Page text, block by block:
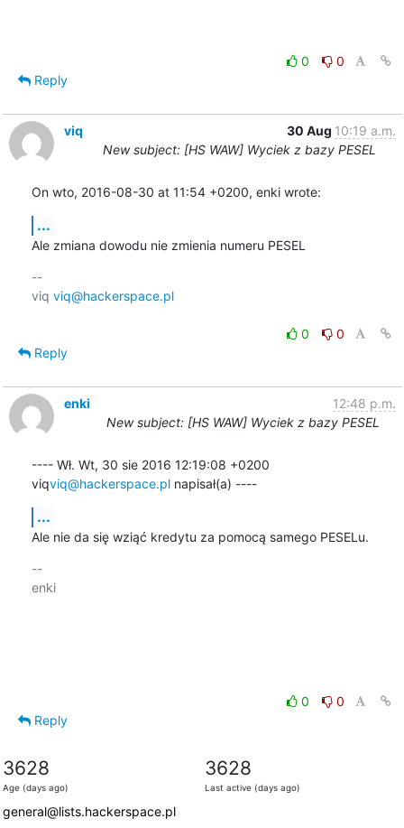
0
0
Reply
viq 30 Aug 10:19 a.m.
New subject: [HS WAW] Wyciek z bazy PESEL
On wto, 2016-08-30 at 11:54 +0200, enki wrote:
...
Ale zmiana dowodu nie zmienia numeru PESEL
--
viq viq@hackerspace.pl
0
0
Reply
enki
12:48 p.m.
New subject: [HS WAW] Wyciek z bazy PESEL
---- Wł. Wt, 30 sie 2016 12:19:08 +0200
viqviq@hackerspace.pl napisał(a) ----
...
Ale nie da się wziąć kredytu za pomocą samego PESELu.
--
enki
0
0
Reply
3628
Age (days ago)
3628
Last active (days ago)
general@lists.hackerspace.pl